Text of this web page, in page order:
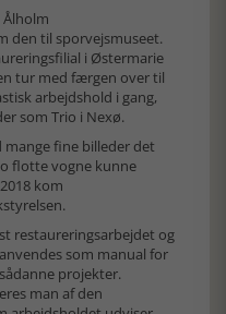
den til sporvejsmuseet.
i Østermarie
tur med færgen over til
arbejdshold i gang,
som Trio i Nexø.
mange fine billeder det
flotte vogne kunne
kom
restaureringsarbejdet og
som manual for
projekter.
man af den